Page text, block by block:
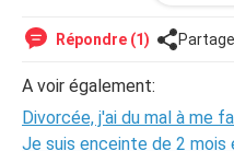
fâchée contre moi. J'en
moi, on me dit de ne pas
Aidez-moi svp !
Répondre (1)
A voir également:
Divorcée, j'ai du mal à me
Je suis enceinte de 2 mois